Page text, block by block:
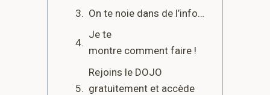
On te noie dans de l’info…
Je te
montre comment faire !
Rejoins le DOJO
gratuitement et accède